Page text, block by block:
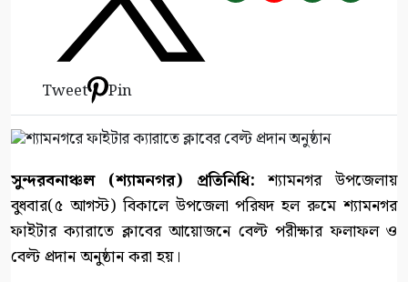
Tweet Pin
সুন্দরবনাঞ্চল (শ্যামনগর) প্রতিনিধি: শ্যামনগর উপজেলায়
বুধবার(৫ আগস্ট) বিকালে উপজেলা পরিষদ হল রুমে শ্যামনগর
ফাইটার ক্যারাতে ক্লাবের আয়োজনে বেল্ট পরীক্ষার ফলাফল ও
বেল্ট প্রদান অনুষ্ঠান করা হয়।